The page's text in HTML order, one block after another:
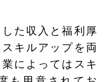
た収入と福利厚
キルアップを両
によってはスキ